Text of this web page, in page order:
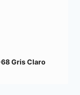
Gris Claro